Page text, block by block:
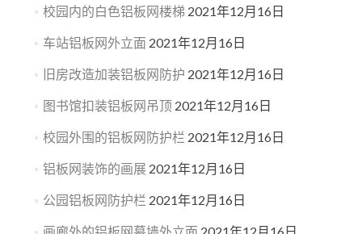
校园内的白色铝板网楼梯 2021年12月16日
车站铝板网外立面 2021年12月16日
旧房改造加装铝板网防护 2021年12月16日
图书馆扣装铝板网吊顶 2021年12月16日
校园外围的铝板网防护栏 2021年12月16日
铝板网装饰的画展 2021年12月16日
公园铝板网防护栏 2021年12月16日